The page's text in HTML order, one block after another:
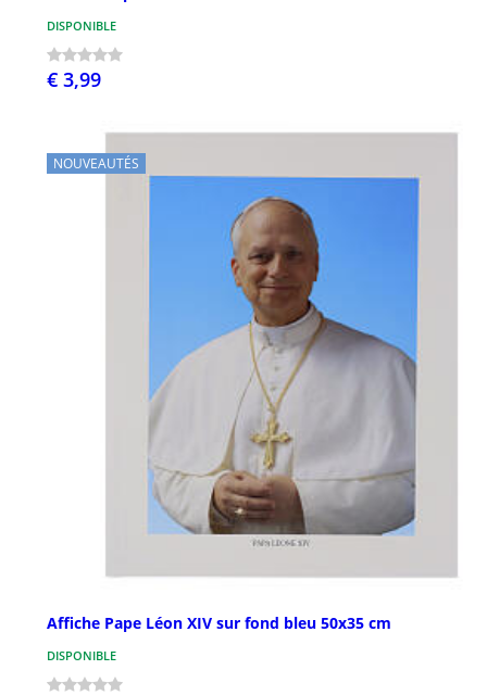
DISPONIBLE
€ 3,99
NOUVEAUTÉS
Affiche Pape Léon XIV sur fond bleu 50x35 cm
DISPONIBLE